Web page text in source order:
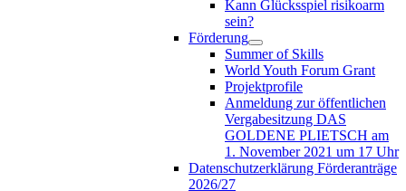
Kann Glücksspiel risikoarm
sein?
Förderung
Summer of Skills
World Youth Forum Grant
Projektprofile
Anmeldung zur öffentlichen
Vergabesitzung DAS
GOLDENE PLIETSCH am
1. November 2021 um 17 Uhr
Datenschutzerklärung Förderanträge
2026/27